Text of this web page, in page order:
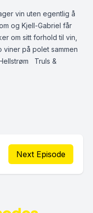
vin uten egentlig å
og Kjell-Gabriel får
om sitt forhold til vin,
på polet sammen
Truls &
Next Episode